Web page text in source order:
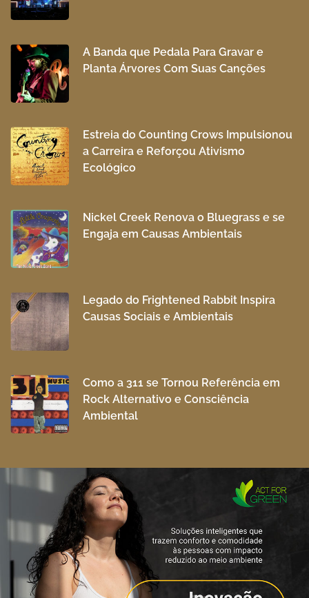
A Banda que Pedala Para Gravar e
Planta Árvores Com Suas Canções
Estreia do Counting Crows Impulsionou
a Carreira e Reforçou Ativismo
Ecológico
Nickel Creek Renova o Bluegrass e se
Engaja em Causas Ambientais
Legado do Frightened Rabbit Inspira
Causas Sociais e Ambientais
Como a 311 se Tornou Referência em
Rock Alternativo e Consciência
Ambiental